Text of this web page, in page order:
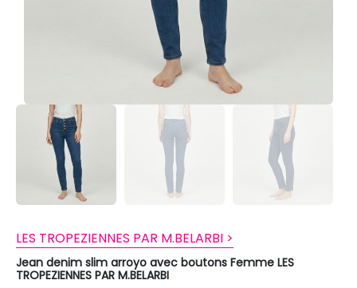
LES TROPEZIENNES PAR M.BELARBI >
Jean denim slim arroyo avec boutons Femme LES
TROPEZIENNES PAR M.BELARBI